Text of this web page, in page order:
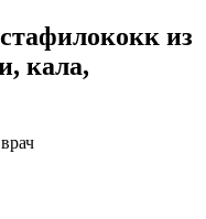
из
кала,